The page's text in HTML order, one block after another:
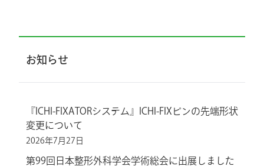
お知らせ
『ICHI-FIXATORシステム』ICHI-FIXピンの先端形状
変更について
2026年7月27日
第99回日本整形外科学会学術総会に出展しました